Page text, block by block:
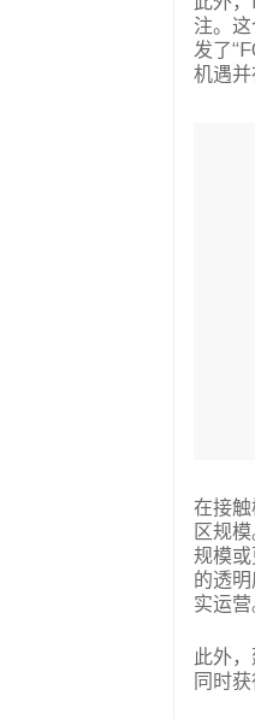
注。
发了
机遇并
在接
区规
规模
的透
实运营
此外
同时